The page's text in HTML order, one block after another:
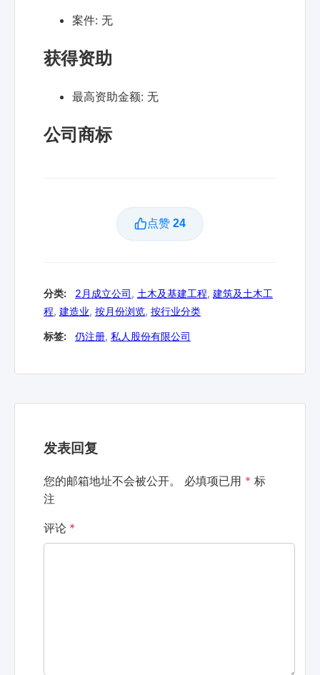
案件: 无
获得资助
最高资助金额: 无
公司商标
点赞 24
分类: 2月成立公司, 土木及基建工程, 建筑及土木工
程, 建造业, 按月份浏览, 按行业分类
标签: 仍注册, 私人股份有限公司
发表回复
您的邮箱地址不会被公开。 必填项已用 * 标
注
评论 *